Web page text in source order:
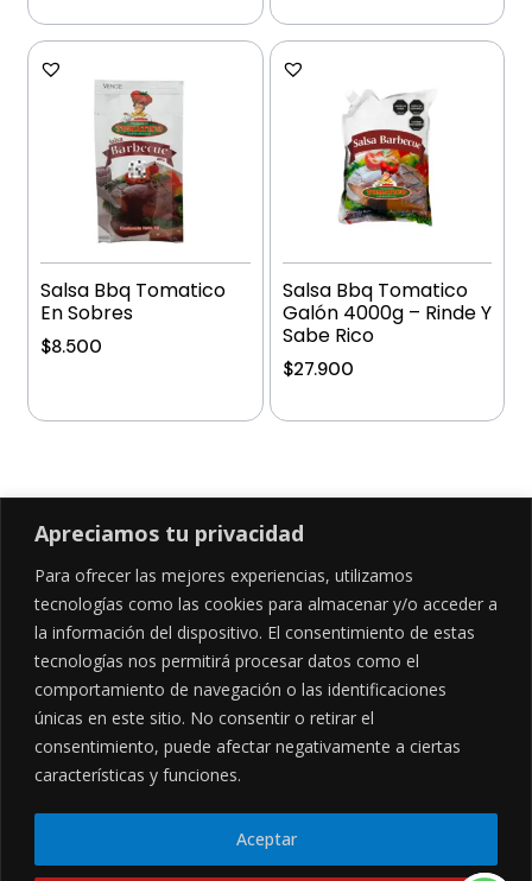
Apreciamos tu privacidad
Para ofrecer las mejores experiencias, utilizamos
tecnologías como las cookies para almacenar y/o acceder a
la información del dispositivo. El consentimiento de estas
tecnologías nos permitirá procesar datos como el
comportamiento de navegación o las identificaciones
únicas en este sitio. No consentir o retirar el
consentimiento, puede afectar negativamente a ciertas
características y funciones.
Aceptar
Salsa Bbq Tomatico
En Sobres
$8.500
Salsa Bbq Tomatico
Galón 4000g – Rinde Y
Sabe Rico
$27.900
SÍGUENOS EN
CONTÁCTANOS
Cl. 34 Sur #52-02, Alcala, Bogotá
+57 3046569705
LEGALES
Políticas de privacidad